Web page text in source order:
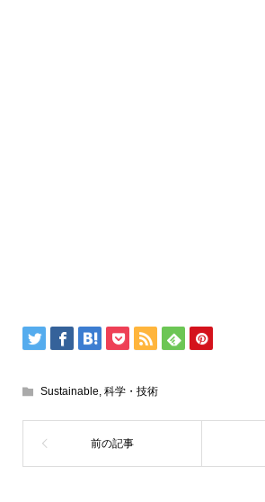
Sustainable, 科学・技術